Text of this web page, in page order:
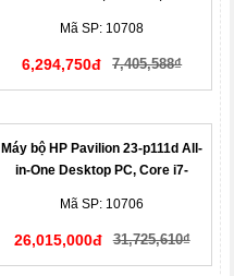
Mã SP: 10708
6,294,750đ 7,405,588₫
Máy bộ HP Pavilion 23-p111d All-
in-One Desktop PC, Core i7-
Mã SP: 10706
26,015,000đ 31,725,610₫